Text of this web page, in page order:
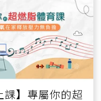
課】專屬你的超